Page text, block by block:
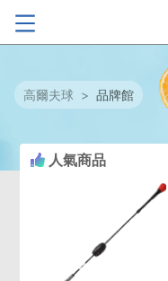
高爾夫球 > 品牌館
人氣商品